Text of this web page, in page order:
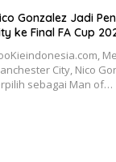
Gonzalez Jadi
ke Final FA Cup
City, Nico
sebagai Man of…